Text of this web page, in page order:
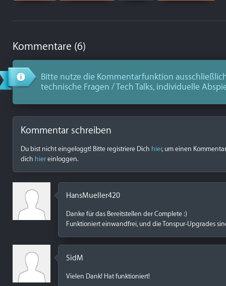
Kommentare (6)
Bitte nutze die Kommentarfunktion
technische Fragen / Tech Talks, individuelle
Kommentar schreiben
Du bist nicht eingeloggt! Bitte registriere Dich hier, um einen
dich hiereinloggen.
HansMueller420
Danke für das Bereitstellen der Complete :)
Funktioniert einwandfrei, und die Tonspur-Upgrades
SidM
Vielen Dank! Hat funktioniert!